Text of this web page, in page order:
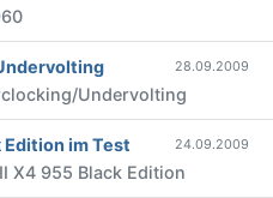
28.09.2009
Undervolting
24.09.2009
Edition im Test
X4 955 Black Edition